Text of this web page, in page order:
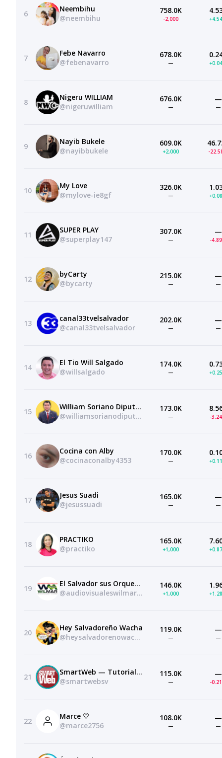
6
Neembihu
@neembihu
758.0K
-2,000
7
Febe Navarro
@febenavarro
678.0K
—
8
Nigeru WILLIAM
@nigeruwilliam
676.0K
—
—
—
9
Nayib Bukele
@nayibbukele
609.0K
+2,000 -
10
My Love
@mylove-ie8gf
326.0K
—
11
SUPER PLAY
@superplay147
307.0K
—
—
-
12
byCarty
@bycarty
215.0K
—
—
—
13
canal33tvelsalvador
@canal33tvelsalvador
202.0K
—
—
—
14
El Tio Will Salgado
@willsalgado
174.0K
—
15
William Soriano Diputado
@williamsorianodiputado
173.0K
— -
16
Cocina con Alby
@cocinaconalby4353
170.0K
—
17
Jesus Suadi
@jesussuadi
165.0K
—
—
—
18
PRACTIKO
@practiko
165.0K
+1,000
19
El Salvador sus Orquestas y Grupos en Vivo
@audiovisualeswilmarpro
146.0K
+1,000
20
Hey Salvadoreño Wacha
@heysalvadorenowacha
119.0K
—
—
—
21
SmartWeb — Tutoriales de Photoshop
@smartwebsv
115.0K
—
—
-
22
Marce ♡
@marce2756
108.0K
—
—
—